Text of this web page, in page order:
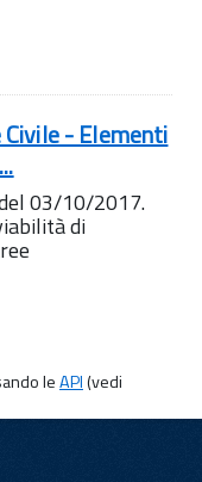
- Elementi
03/10/2017.
di
leAPI(vedi